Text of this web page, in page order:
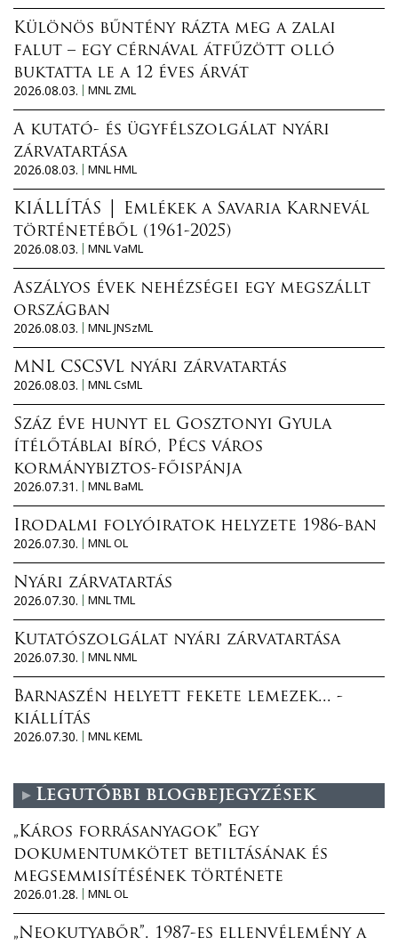
Különös bűntény rázta meg a zalai
falut – egy cérnával átfűzött olló
buktatta le a 12 éves árvát
2026.08.03.
MNL ZML
A kutató- és ügyfélszolgálat nyári
zárvatartása
2026.08.03.
MNL HML
KIÁLLÍTÁS │ Emlékek a Savaria Karnevál
történetéből (1961-2025)
2026.08.03.
MNL VaML
Aszályos évek nehézségei egy megszállt
országban
2026.08.03.
MNL JNSzML
MNL CSCSVL nyári zárvatartás
2026.08.03.
MNL CsML
Száz éve hunyt el Gosztonyi Gyula
ítélőtáblai bíró, Pécs város
kormánybiztos-főispánja
2026.07.31.
MNL BaML
Irodalmi folyóiratok helyzete 1986-ban
2026.07.30.
MNL OL
Nyári zárvatartás
2026.07.30.
MNL TML
Kutatószolgálat nyári zárvatartása
2026.07.30.
MNL NML
Barnaszén helyett fekete lemezek... -
kiállítás
2026.07.30.
MNL KEML
Legutóbbi blogbejegyzések
„Káros forrásanyagok” Egy
dokumentumkötet betiltásának és
megsemmisítésének története
2026.01.28.
MNL OL
„Neokutyabőr”. 1987-es ellenvélemény a